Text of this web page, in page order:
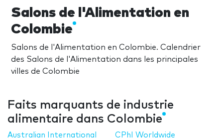
Salons de l'Alimentation en
Colombie
Salons de l'Alimentation en Colombie. Calendrier
des Salons de l'Alimentation dans les principales
villes de Colombie
Faits marquants de industrie
alimentaire dans Colombie
Australian International
CPhI Worldwide